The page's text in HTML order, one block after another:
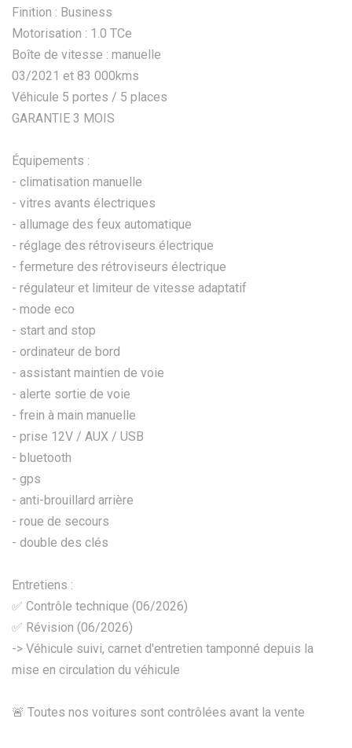
Finition : Business
Motorisation : 1.0 TCe
Boîte de vitesse : manuelle
03/2021 et 83 000kms
Véhicule 5 portes / 5 places
GARANTIE 3 MOIS
Équipements :
- climatisation manuelle
- vitres avants électriques
- allumage des feux automatique
- réglage des rétroviseurs électrique
- fermeture des rétroviseurs électrique
- régulateur et limiteur de vitesse adaptatif
- mode eco
- start and stop
- ordinateur de bord
- assistant maintien de voie
- alerte sortie de voie
- frein à main manuelle
- prise 12V / AUX / USB
- bluetooth
- gps
- anti-brouillard arrière
- roue de secours
- double des clés
Entretiens :
✅ Contrôle technique (06/2026)
✅ Révision (06/2026)
-> Véhicule suivi, carnet d'entretien tamponné depuis la
mise en circulation du véhicule
🚨 Toutes nos voitures sont contrôlées avant la vente